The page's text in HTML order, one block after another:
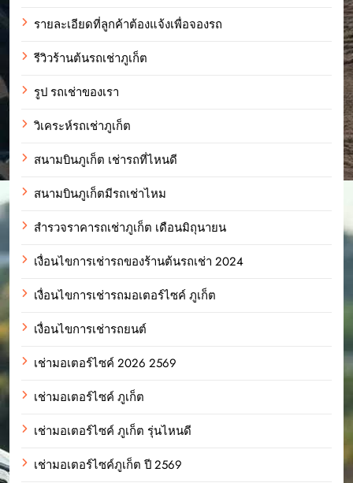
รายละเอียดที่ลูกค้าต้องแจ้งเพื่อจองรถ
รีวิวร้านต้นรถเช่าภูเก็ต
รูป รถเช่าของเรา
วิเคระห์รถเช่าภูเก็ต
สนามบินภูเก็ต เช่ารถที่ไหนดี
สนามบินภูเก็ตมีรถเช่าไหม
สำรวจราคารถเช่าภูเก็ต เดือนมิถุนายน
เงื่อนไขการเช่ารถของร้านต้นรถเช่า 2024
เงื่อนไขการเช่ารถมอเตอร์ไซค์ ภูเก็ต
เงื่อนไขการเช่ารถยนต์
เช่ามอเตอร์ไซค์ 2026 2569
เช่ามอเตอร์ไซค์ ภูเก็ต
เช่ามอเตอร์ไซค์ ภูเก็ต รุ่นไหนดี
เช่ามอเตอร์ไซค์ภูเก็ต ปี 2569